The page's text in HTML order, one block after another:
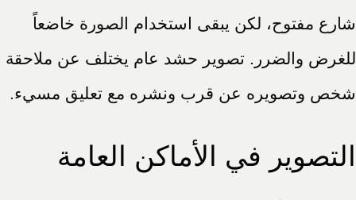
شارع مفتوح، لكن يبقى استخدام الصورة خاضعاً
للغرض والضرر. تصوير حشد عام يختلف عن ملاحقة
شخص وتصويره عن قرب ونشره مع تعليق مسيء.
التصوير في الأماكن العامة